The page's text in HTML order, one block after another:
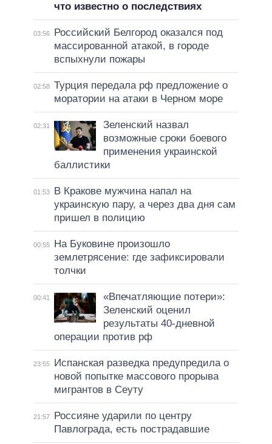
что известно о последствиях
03:56
Российский Белгород оказался под
массированной атакой, в городе
вспыхнули пожары
02:58 Турция передала рф предложение о
моратории на атаки в Черном море
02:31
Зеленский назвал
возможные сроки боевого
применения украинской
баллистики
01:53
В Кракове мужчина напал на
украинскую пару, а через два дня сам
пришел в полицию
00:55
На Буковине произошло
землетрясение: где зафиксировали
толчки
00:41
«Впечатляющие потери»:
Зеленский оценил
результаты 40-дневной
операции против рф
23:55
Испанская разведка предупредила о
новой попытке массового прорыва
мигрантов в Сеуту
21:57
Россияне ударили по центру
Павлограда, есть пострадавшие